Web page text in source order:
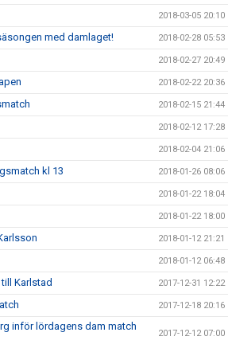
2018-03-05 20:10
med damlaget! 2018-02-28 05:53
2018-02-27 20:49
2018-02-22 20:36
2018-02-15 21:44
2018-02-12 17:28
2018-02-04 21:06
kl 13 2018-01-26 08:06
2018-01-22 18:04
2018-01-22 18:00
2018-01-12 21:21
2018-01-12 06:48
Karlstad 2017-12-31 12:22
2017-12-18 20:16
inför lördagens dam match
2017-12-12 07:00